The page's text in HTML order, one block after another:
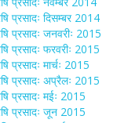
प्रसादः दिसम्बर 2014
प्रसादः जनवरीः 2015
प्रसादः फरवरीः 2015
प्रसादः मार्चः 2015
प्रसादः अप्रैलः 2015
प्रसादः मईः 2015
प्रसादः जून 2015